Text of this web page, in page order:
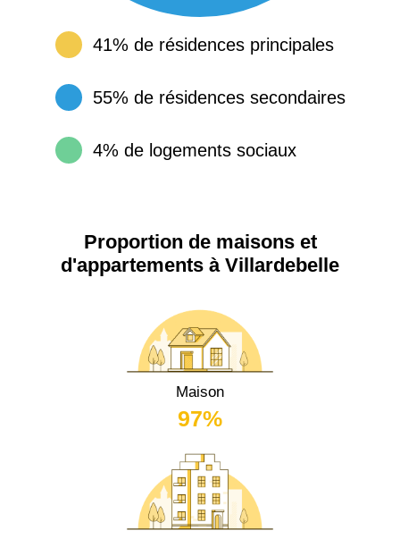
41% de résidences principales
55% de résidences secondaires
4% de logements sociaux
Proportion de maisons et
d'appartements à Villardebelle
Maison
97%